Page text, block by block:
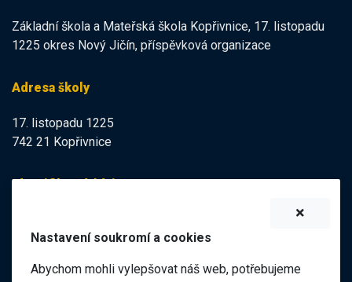
Základní škola a Mateřská škola Kopřivnice, 17. listopadu
1225 okres Nový Jičín, příspěvková organizace
Adresa školy
17. listopadu 1225
742 21 Kopřivnice
Identifikační údaje
IČO:47998121
Nastavení soukromí a cookies
Abychom mohli vylepšovat náš web, potřebujeme